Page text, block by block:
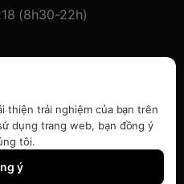
(8h30-22h)
đãi sớm nhất.
| Cung cấp bởiSapo
thiện trải nghiệm của bạn trên
dụng trang web, bạn đồng ý
tôi.
ý